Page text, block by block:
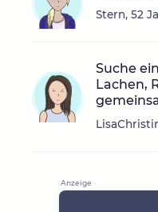
Stern, 52
Suche
Lachen,